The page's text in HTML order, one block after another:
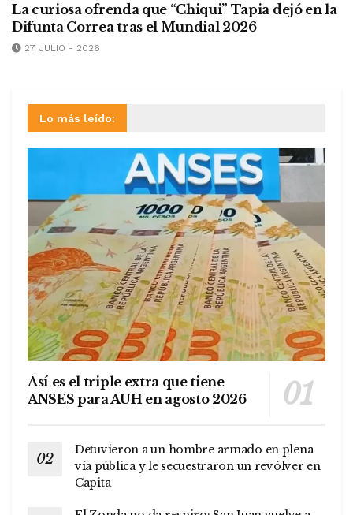
La curiosa ofrenda que “Chiqui” Tapia dejó en la
Difunta Correa tras el Mundial 2026
27 JULIO - 2026
Lo más leído:
Así es el triple extra que tiene
ANSES para AUH en agosto 2026
Detuvieron a un hombre armado en plena
vía pública y le secuestraron un revólver en
Capita